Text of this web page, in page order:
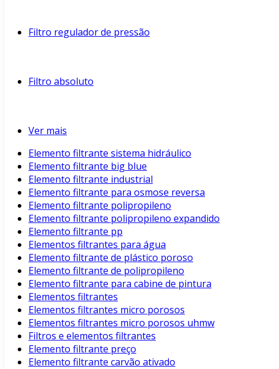
Filtro regulador de pressão
Filtro absoluto
Ver mais
Elemento filtrante sistema hidráulico
Elemento filtrante big blue
Elemento filtrante industrial
Elemento filtrante para osmose reversa
Elemento filtrante polipropileno
Elemento filtrante polipropileno expandido
Elemento filtrante pp
Elementos filtrantes para água
Elemento filtrante de plástico poroso
Elemento filtrante de polipropileno
Elemento filtrante para cabine de pintura
Elementos filtrantes
Elementos filtrantes micro porosos
Elementos filtrantes micro porosos uhmw
Filtros e elementos filtrantes
Elemento filtrante preço
Elemento filtrante carvão ativado